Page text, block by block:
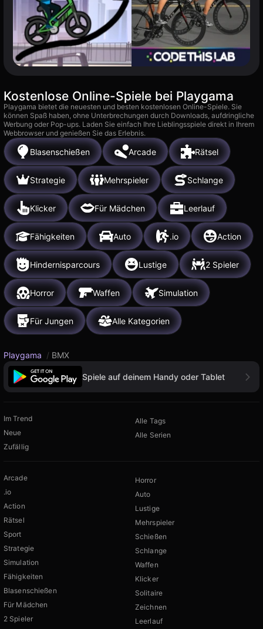
Kostenlose Online-Spiele bei Playgama
Playgama bietet die neuesten und besten kostenlosen Online-Spiele. Sie
können Spaß haben, ohne Unterbrechungen durch Downloads, aufdringliche
Werbung oder Pop-ups. Laden Sie einfach Ihre Lieblingsspiele direkt in Ihrem
Webbrowser und genießen Sie das Erlebnis.
Blasenschießen Arcade Rätsel
Strategie Mehrspieler Schlange
Klicker Für Mädchen Leerlauf
Fähigkeiten Auto .io Action
Hindernisparcours Lustige 2 Spieler
Horror Waffen Simulation
Für Jungen Alle Kategorien
Playgama / BMX
Spiele auf deinem Handy oder Tablet
Im Trend
Neue
Zufällig
Alle Tags
Alle Serien
Arcade
.io
Action
Rätsel
Sport
Strategie
Simulation
Fähigkeiten
Blasenschießen
Für Mädchen
2 Spieler
Horror
Auto
Lustige
Mehrspieler
Schießen
Schlange
Waffen
Klicker
Solitaire
Zeichnen
Leerlauf